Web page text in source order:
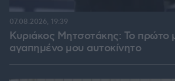
Κυριάκος Μητσοτάκης: Το πρώτο
αγαπημένο μου αυτοκίνητο
07.08.2026, 19:39